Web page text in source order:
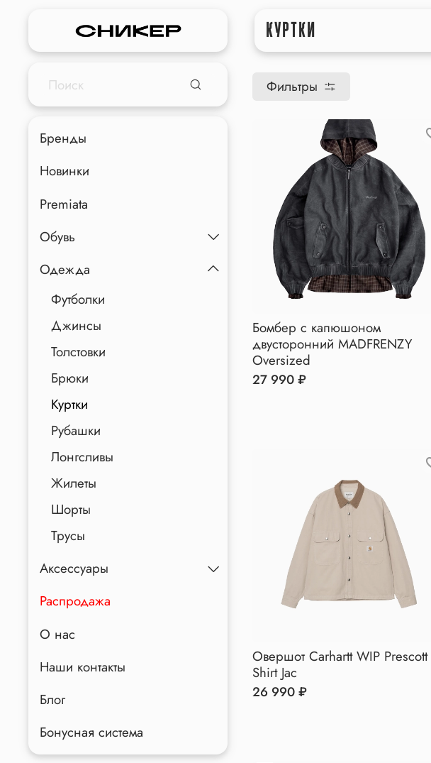
КУРТКИ
Фильтры
Бомбер с капюшоном
двусторонний MADFRENZY
Oversized
27 990 ₽
Овершот Carhartt WIP Prescott
Shirt Jac
26 990 ₽
Бренды
Новинки
Premiata
Обувь
Одежда
Футболки
Джинсы
Толстовки
Брюки
Куртки
Рубашки
Лонгсливы
Жилеты
Шорты
Трусы
Аксессуары
Распродажа
О нас
Наши контакты
Блог
Бонусная система